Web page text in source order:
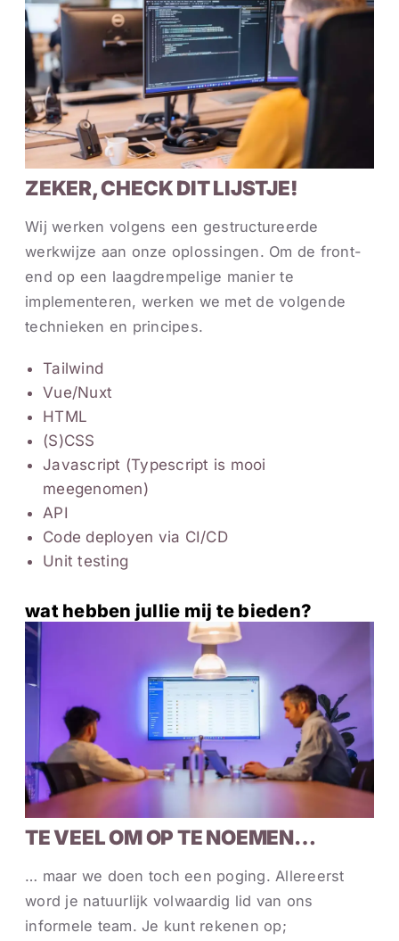
ZEKER, CHECK DIT LIJSTJE!
Wij werken volgens een gestructureerde
werkwijze aan onze oplossingen. Om de front-
end op een laagdrempelige manier te
implementeren, werken we met de volgende
technieken en principes.
Tailwind
Vue/Nuxt
HTML
(S)CSS
Javascript (Typescript is mooi
meegenomen)
API
Code deployen via CI/CD
Unit testing
wat hebben jullie mij te bieden?
TE VEEL OM OP TE NOEMEN…
… maar we doen toch een poging. Allereerst
word je natuurlijk volwaardig lid van ons
informele team. Je kunt rekenen op;